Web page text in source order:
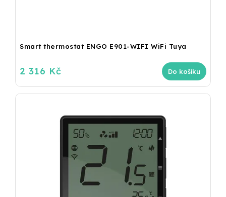
Smart thermostat ENGO E901-WIFI WiFi Tuya
2 316 Kč Do košíku